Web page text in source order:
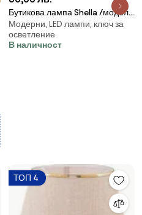
Бутикова лампа Shella /модел
L050030/
Модерни, LED лампи, ключ за
осветление
В наличност
ТОП 4